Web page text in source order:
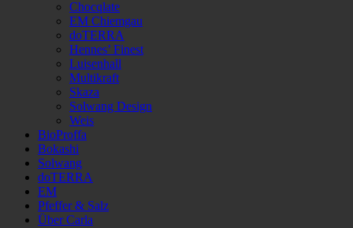
Chocqlate
EM Chiemgau
doTERRA
Hennes’ Finest
Luisenhall
Multikraft
Skaza
Solwang Design
Weis
BioProffa
Bokashi
Solwang
doTERRA
EM
Pfeffer & Salz
Über Carla